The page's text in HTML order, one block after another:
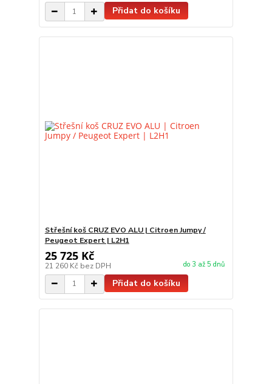
Přidat do košíku
Střešní koš CRUZ EVO ALU | Citroen Jumpy /
Peugeot Expert | L2H1
25 725 Kč
21 260 Kč bez DPH do 3 až 5 dnů
Přidat do košíku